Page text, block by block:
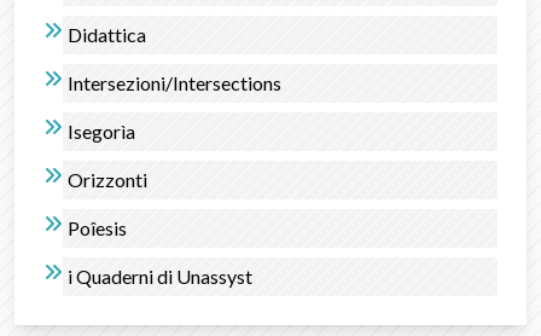
Didattica
Intersezioni/Intersections
Isegorìa
Orizzonti
Poîesis
i Quaderni di Unassyst